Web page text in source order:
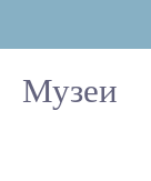
Музеи